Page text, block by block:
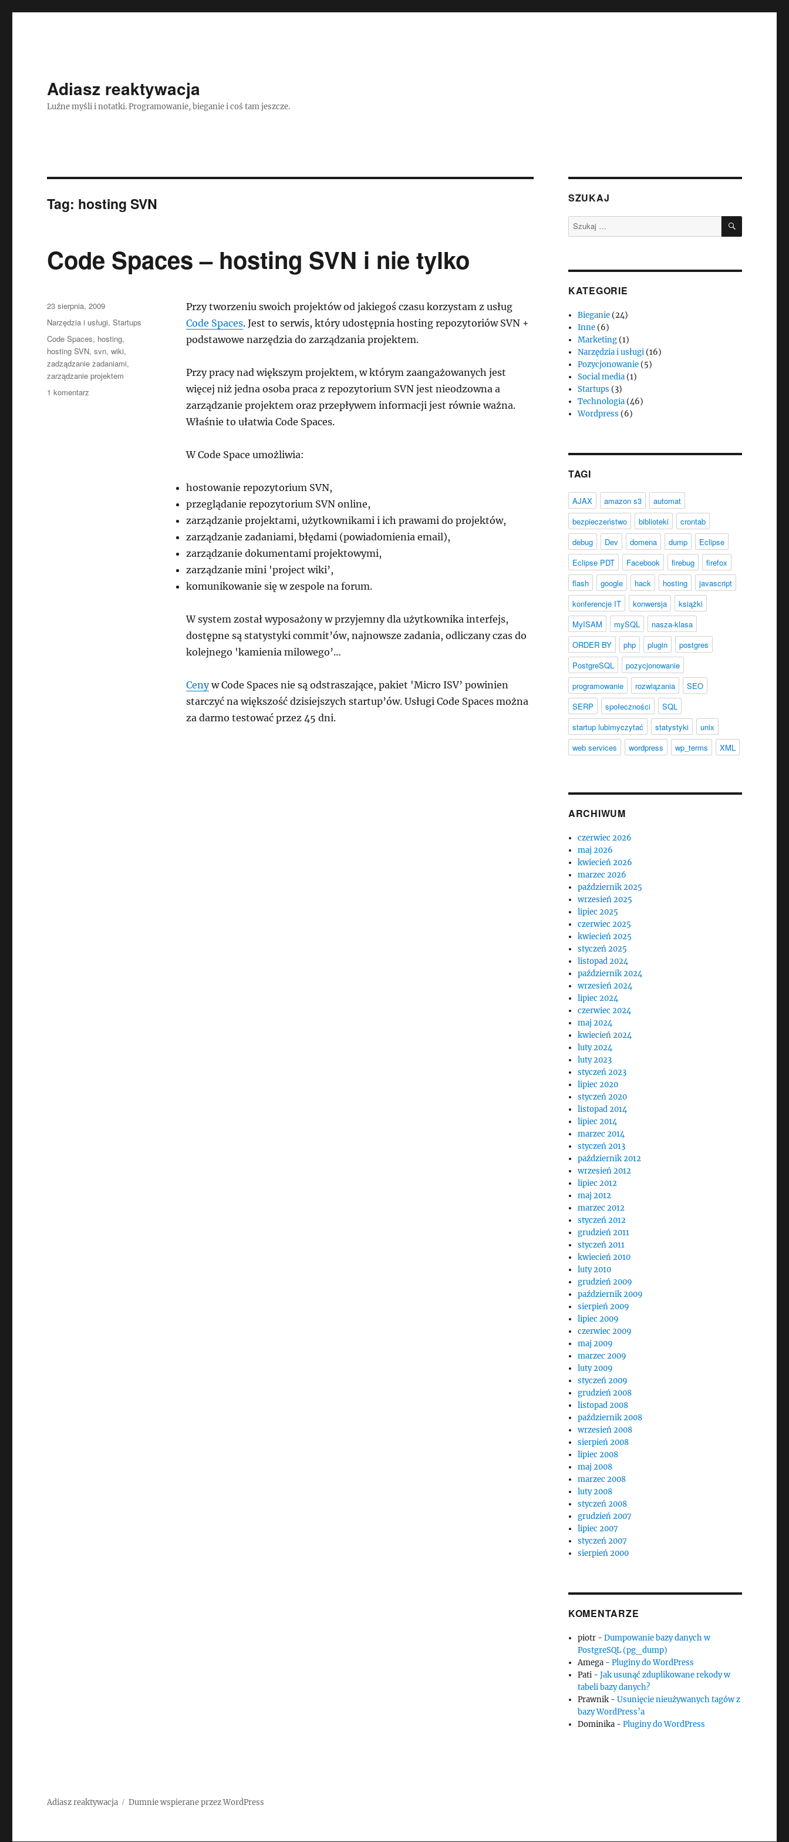
Adiasz reaktywacja
Luźne myśli i notatki. Programowanie, bieganie i coś tam jeszcze.
Tag: hosting SVN
Code Spaces – hosting SVN i nie tylko
Przy tworzeniu swoich projektów od jakiegoś czasu korzystam z usług
Code Spaces. Jest to serwis, który udostępnia hosting repozytoriów SVN +
podstawowe narzędzia do zarządzania projektem.
Przy pracy nad większym projektem, w którym zaangażowanych jest
więcej niż jedna osoba praca z repozytorium SVN jest nieodzowna a
zarządzanie projektem oraz przepływem informacji jest równie ważna.
Właśnie to ułatwia Code Spaces.
W Code Space umożliwia:
hostowanie repozytorium SVN,
przeglądanie repozytorium SVN online,
zarządzanie projektami, użytkownikami i ich prawami do projektów,
zarządzanie zadaniami, błędami (powiadomienia email),
zarządzanie dokumentami projektowymi,
zarządzanie mini 'project wiki’,
komunikowanie się w zespole na forum.
W system został wyposażony w przyjemny dla użytkownika interfejs,
dostępne są statystyki commit’ów, najnowsze zadania, odliczany czas do
kolejnego 'kamienia milowego’…
Cenyw Code Spaces nie są odstraszające, pakiet 'Micro ISV’ powinien
starczyć na większość dzisiejszych startup’ów. Usługi Code Spaces można
za darmo testować przez 45 dni.
Data
publikacji
23 sierpnia, 2009
Kategorie
Narzędzia i usługi,Startups
Tagi
Code Spaces, hosting,
hosting SVN,svn,wiki,
zadządzanie zadaniami,
zarządzanie projektem
1 komentarz
SZUKAJ
Szukaj: SZUKAJ
KATEGORIE
Bieganie (24)
Inne (6)
Marketing (1)
Narzędzia i usługi (16)
Pozycjonowanie (5)
Social media (1)
Startups (3)
Technologia (46)
Wordpress (6)
TAGI
AJAX amazon s3
automat
bezpieczeństwo
biblioteki
crontab
debug
Dev domena dump
Eclipse
Eclipse PDT
Facebook firebug
firefox
flash
google hack hosting
javascript
konferencje IT
konwersja
książki
MyISAM
mySQL
nasza-klasa
ORDER BY
php plugin
postgres
PostgreSQL
pozycjonowanie
programowanie
rozwiązania
SEO
SERP
społeczności
SQL
startup lubimyczytać
statystyki
unix
web services
wordpress wp_terms XML
ARCHIWUM
czerwiec 2026
maj 2026
kwiecień 2026
marzec 2026
październik 2025
wrzesień 2025
lipiec 2025
czerwiec 2025
kwiecień 2025
styczeń 2025
listopad 2024
październik 2024
wrzesień 2024
lipiec 2024
czerwiec 2024
maj 2024
kwiecień 2024
luty 2024
luty 2023
styczeń 2023
lipiec 2020
styczeń 2020
listopad 2014
lipiec 2014
marzec 2014
styczeń 2013
październik 2012
wrzesień 2012
lipiec 2012
maj 2012
marzec 2012
styczeń 2012
grudzień 2011
styczeń 2011
kwiecień 2010
luty 2010
grudzień 2009
październik 2009
sierpień 2009
lipiec 2009
czerwiec 2009
maj 2009
marzec 2009
luty 2009
styczeń 2009
grudzień 2008
listopad 2008
październik 2008
wrzesień 2008
sierpień 2008
lipiec 2008
maj 2008
marzec 2008
luty 2008
styczeń 2008
grudzień 2007
lipiec 2007
styczeń 2007
sierpień 2000
KOMENTARZE
piotr -Dumpowanie bazy danych w
PostgreSQL (pg_dump)
Amega -Pluginy do WordPress
Pati -Jak usunąć zduplikowane rekody w
tabeli bazy danych?
Prawnik -Usunięcie nieużywanych tagów z
bazy WordPress’a
Dominika -Pluginy do WordPress
Adiasz reaktywacja Dumnie wspierane przez WordPress